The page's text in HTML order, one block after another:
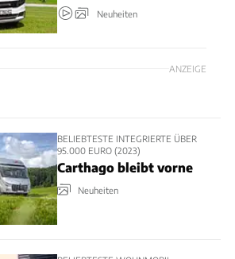
Neuheiten
ANZEIGE
BELIEBTESTE INTEGRIERTE ÜBER
95.000 EURO (2023)
Carthago bleibt vorne
Neuheiten